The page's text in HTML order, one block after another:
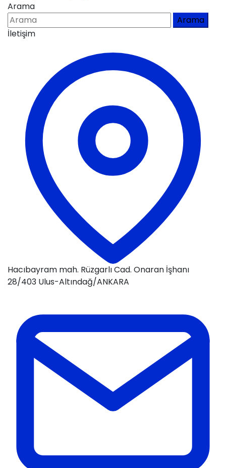
Arama
Arama
İletişim
Hacıbayram mah. Rüzgarlı Cad. Onaran İşhanı
28/403 Ulus-Altındağ/ANKARA